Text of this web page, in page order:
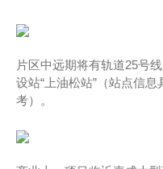
片区中远期将有轨道25号
设站“上油松站”（站点信
考）。